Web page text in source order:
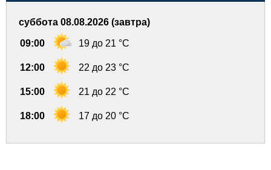
суббота 08.08.2026 (завтра)
09:00 19 до 21 °C
12:00 22 до 23 °C
15:00 21 до 22 °C
18:00 17 до 20 °C